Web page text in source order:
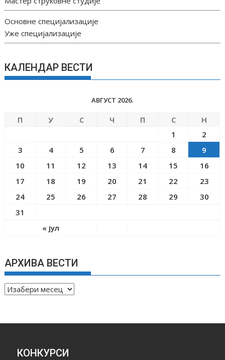
Основне специјализације
Уже специјализације
КАЛЕНДАР ВЕСТИ
АВГУСТ 2026.
П У С Ч П С Н
« јул
1
2
3
4 5 6 7 8
9
10
11 12 13 14 15
16
17
18 19 20 21 22
23
24
25 26 27 28 29
30
31
АРХИВА ВЕСТИ
А
И
КОНКУРСИ